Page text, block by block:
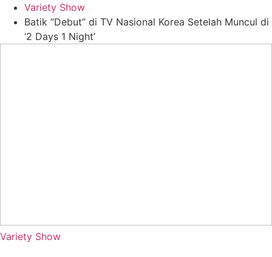
Variety Show
Batik “Debut” di TV Nasional Korea Setelah Muncul di
‘2 Days 1 Night’
Variety Show